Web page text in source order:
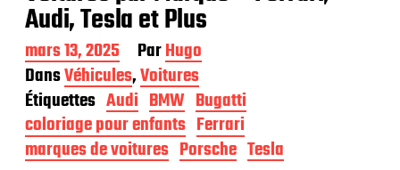
Audi, Tesla et Plus
D
a
t
e
d
e
p
mars 13, 2025 ParHugo
DansVéhicules,Voitures
Étiquettes Audi BMW Bugatti
coloriage pour enfants Ferrari
marques de voitures Porsche Tesla